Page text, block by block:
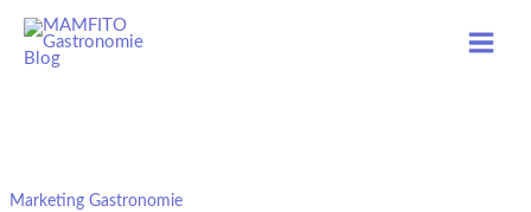
Skip
Marketing Gastronomie